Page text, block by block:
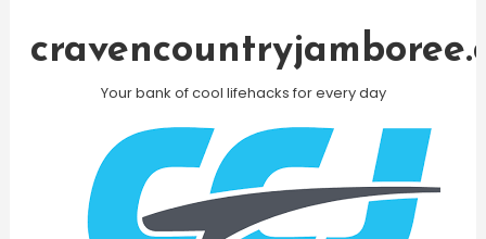
Your bank of cool lifehacks for every day